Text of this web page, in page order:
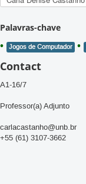
Palavras-chave
Jogos de Computador
Contact
A1-16/7
Professor(a) Adjunto
carlacastanho@unb.br
+55 (61) 3107-3662